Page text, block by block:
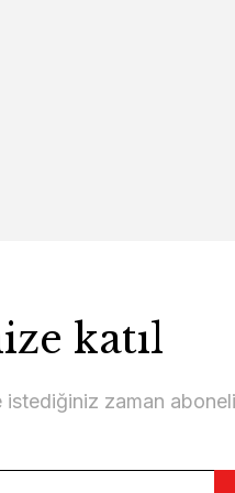
katıl
istediğiniz zaman